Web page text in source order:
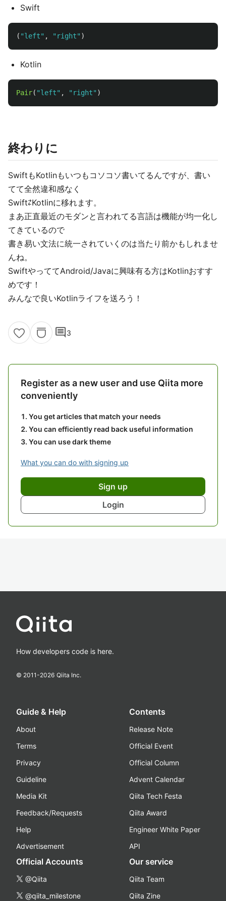
Swift
( "left" , "right" )
Kotlin
Pair( "left" , "right" )
終わりに
SwiftもKotlinもいつもコソコソ書いてるんですが、書い
てて全然違和感なく
Swift⇄Kotlinに移れます。
まあ正直最近のモダンと言われてる言語は機能が均一化し
てきているので
書き易い文法に統一されていくのは当たり前かもしれませ
んね。
SwiftやっててAndroid/Javaに興味有る方はKotlinおすす
めです！
みんなで良いKotlinライフを送ろう！
comment3
Register as a new user and use Qiita more
conveniently
You get articles that match your needs
You can efficiently read back useful information
You can use dark theme
What you can do with signing up
Sign up
Login
How developers code is here.
© 2011-2026 Qiita Inc.
Guide & Help
About
Terms
Privacy
Guideline
Media Kit
Feedback/Requests
Help
Advertisement
Contents
Release Note
Official Event
Official Column
Advent Calendar
Qiita Tech Festa
Qiita Award
Engineer White Paper
API
Official Accounts
@Qiita
@qiita_milestone
Our service
Qiita Team
Qiita Zine